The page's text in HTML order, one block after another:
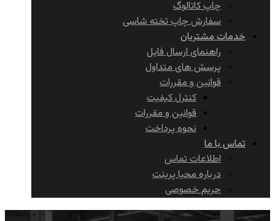
چاپ کاتالوگ
سفارش چاپ تخته شاسی
خدمات مشتریان
راهنمای ارسال فایل
پرسش های متداول
قوانین و مقررات
کنترل کیفیت
قوانین و مقررات
نحوه پرداخت
تماس با ما
اطلاعات تماس
درباره محیا پرینت
حریم خصوصی